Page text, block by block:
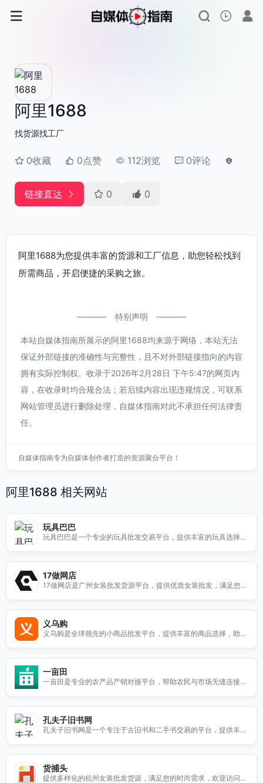
阿里1688
找货源找工厂
0收藏 0点赞 112浏览 0评论
链接直达 0 0
阿里1688为您提供丰富的货源和工厂信息，助您轻松找到
所需商品，开启便捷的采购之旅。
特别声明
本站自媒体指南所展示的阿里1688均来源于网络，本站无法
保证外部链接的准确性与完整性，且不对外部链接指向的内容
拥有实际控制权。收录于2026年2月28日 下午5:47的网页内
容，在收录时均合规合法；若后续内容出现违规情况，可联系
网站管理员进行删除处理，自媒体指南对此不承担任何法律责
任。
自媒体指南专为自媒体创作者打造的资源聚合平台！
阿里1688 相关网站
玩具巴巴
玩具巴巴是一个专业的玩具批发交易平台，提供丰富的玩具选择，
17做网店
17做网店是广州女装批发货源平台，提供优质女装批发，满足您的
义乌购
义乌购是全球领先的小商品批发平台，提供丰富的商品选择，助力
一亩田
一亩田是专业的农产品产销对接平台，帮助农民与市场无缝连接，
孔夫子旧书网
孔夫子旧书网是一个专注于古旧书和二手书交易的平台，提供丰富
货捕头
提供多样化的杭州女装批发货源，满足您的时尚需求，欢迎访问我